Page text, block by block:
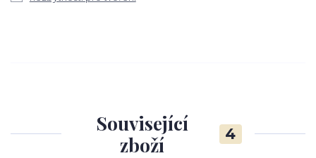
Související
zboží
4